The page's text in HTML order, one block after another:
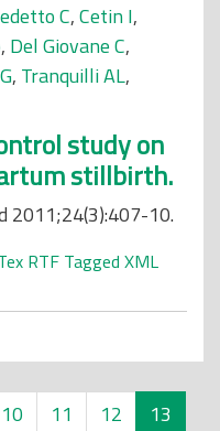
C,Cetin I,
, Del Giovane C,
, Tranquilli AL,
study on
stillbirth.
2011;24(3):407-10.
RTF Tagged XML
10 11 12
13